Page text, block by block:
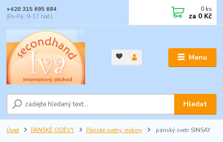
Menu
Hledat
+420 315 695 684
(Po-Pá, 9-17 hod.)
0 ks
za 0 Kč
Úvod PÁNSKÉ ODĚVY Pánské svetry, mikiny pánský svetr SINSAY